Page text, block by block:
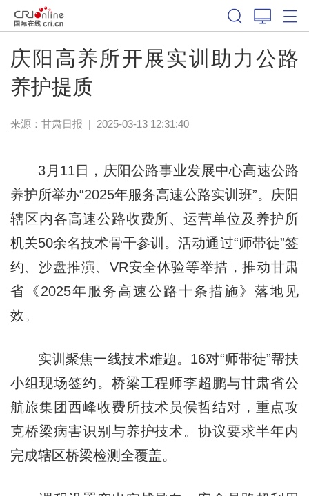
庆阳高养所开展实训助力公路
养护提质
来源： 甘肃日报 | 2025-03-13 12:31:40
3月11日，庆阳公路事业发展中心高速公路
养护所举办“2025年服务高速公路实训班”。庆阳
辖区内各高速公路收费所、运营单位及养护所
机关50余名技术骨干参训。活动通过“师带徒”签
约、沙盘推演、VR安全体验等举措，推动甘肃
省《2025年服务高速公路十条措施》落地见
效。
实训聚焦一线技术难题。16对“师带徒”帮扶
小组现场签约。桥梁工程师李超鹏与甘肃省公
航旅集团西峰收费所技术员侯哲结对，重点攻
克桥梁病害识别与养护技术。协议要求半年内
完成辖区桥梁检测全覆盖。